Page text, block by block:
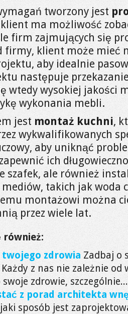
tworzony jest
ma możliwość
firm zajmujących się
firmy, klient może mieć
aby idealnie
następuje
wtedy wysokiej jakości
wykonania mebli.
jest montaż kuchni,
wykwalifikowanych
aby uniknąć
ich
szafek, ale również
takich jak woda
montażowi można
przez wiele lat.
również:
zdrowia Zadbaj o
z nas nie zależnie od
zdrowie, szczególnie...
z porad architekta
sposób jest